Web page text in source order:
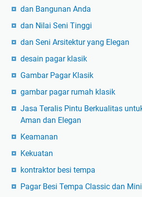
dan Bangunan Anda
dan Nilai Seni Tinggi
dan Seni Arsitektur yang Elegan
desain pagar klasik
Gambar Pagar Klasik
gambar pagar rumah klasik
Jasa Teralis Pintu Berkualitas
Aman dan Elegan
Keamanan
Kekuatan
kontraktor besi tempa
Pagar Besi Tempa Classic dan